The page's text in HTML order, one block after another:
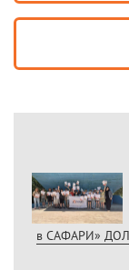
в САФАРИ» ДОЛ